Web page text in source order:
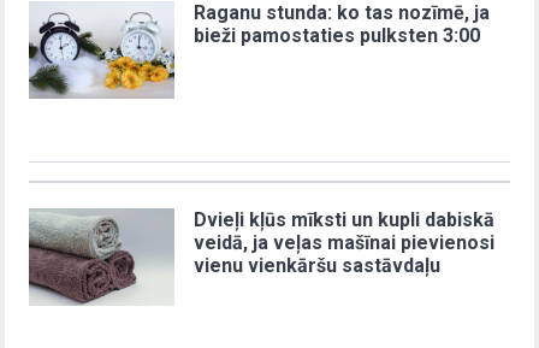
Raganu stunda: ko tas nozīmē, ja
bieži pamostaties pulksten 3:00
Dvieļi kļūs mīksti un kupli dabiskā
veidā, ja veļas mašīnai pievienosi
vienu vienkāršu sastāvdaļu